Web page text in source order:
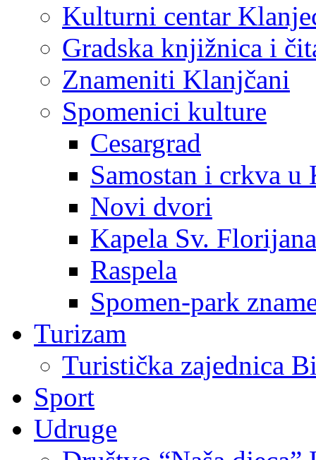
Kulturni centar
Gradska knjižnica i
Znameniti Klanjčani
Spomenici kulture
Cesargrad
Samostan i crkva u
Novi dvori
Kapela Sv. Florijana
Raspela
Spomen-park
Turizam
Turistička zajednica
Sport
Udruge